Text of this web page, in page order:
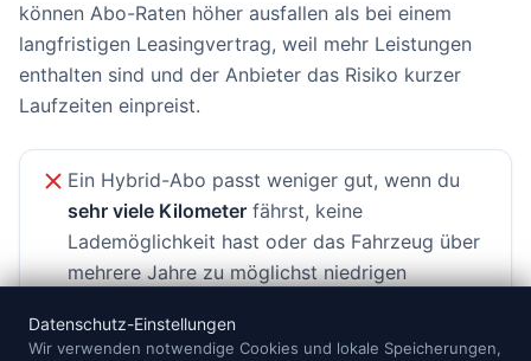
können Abo-Raten höher ausfallen als bei einem
langfristigen Leasingvertrag, weil mehr Leistungen
enthalten sind und der Anbieter das Risiko kurzer
Laufzeiten einpreist.
Ein Hybrid-Abo passt weniger gut, wenn du
sehr viele Kilometer fährst, keine
Lademöglichkeit hast oder das Fahrzeug über
mehrere Jahre zu möglichst niedrigen
Datenschutz-Einstellungen
Wir verwenden notwendige Cookies und lokale Speicherungen,